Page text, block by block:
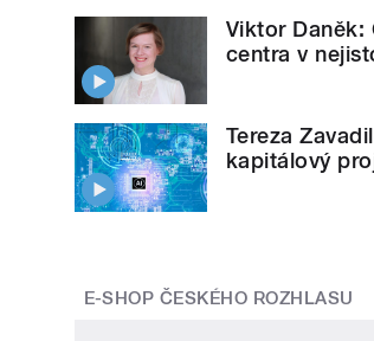
Viktor Daněk:
centra v
Tereza
kapitálový
E-SHOP ČESKÉHO ROZHLASU